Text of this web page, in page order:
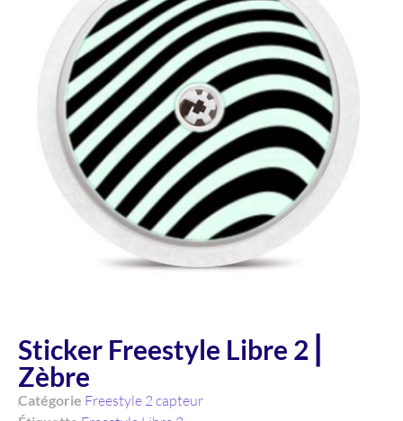
Sticker Freestyle Libre 2 ⎜
Zèbre
Catégorie Freestyle 2 capteur